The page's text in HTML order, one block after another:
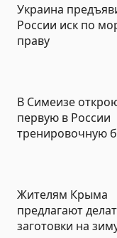
Украина
России иск по
праву
В Симеизе
первую в России
тренировочную
Жителям Крыма
предлагают
заготовки на